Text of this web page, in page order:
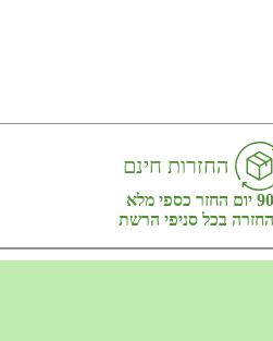
החזרות חינם
90 יום החזר כספי מלא
החזרה בכל סניפי הרשת